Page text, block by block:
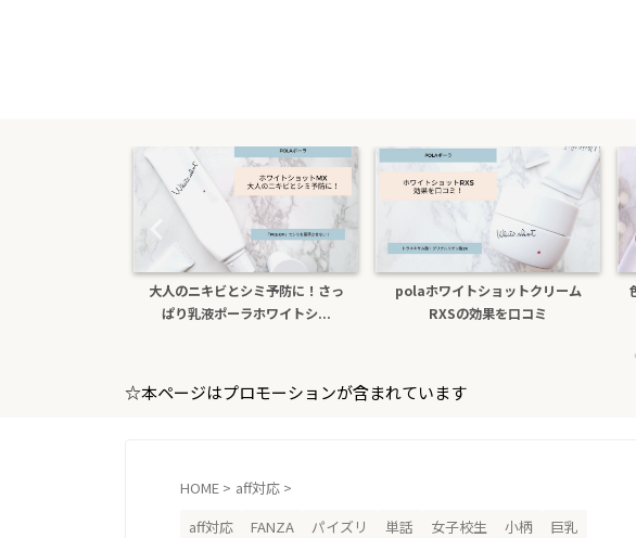
大人のニキビとシミ予防に！さっ
ぱり乳液ポーラホワイトシ...
polaホワイトショットクリーム
RXSの効果を口コミ
☆本ページはプロモーションが含まれています
HOME > aff対応 >
aff対応
FANZA パイズリ 単話 女子校生 小柄 巨乳